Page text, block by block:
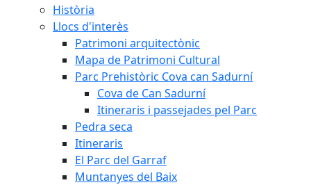
Història
Llocs d'interès
Patrimoni arquitectònic
Mapa de Patrimoni Cultural
Parc Prehistòric Cova can Sadurní
Cova de Can Sadurní
Itineraris i passejades pel Parc
Pedra seca
Itineraris
El Parc del Garraf
Muntanyes del Baix